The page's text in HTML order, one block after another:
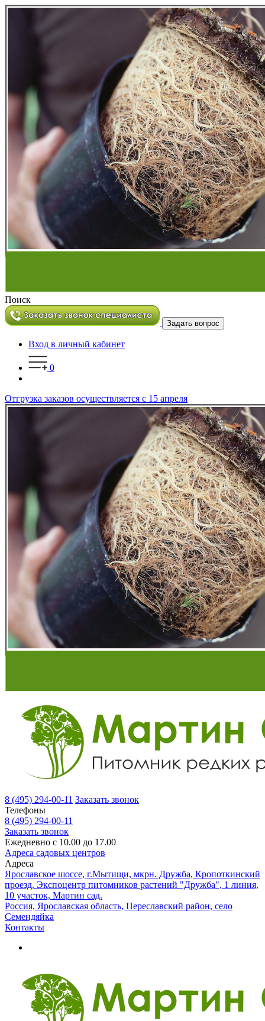
Поиск
Задать вопрос
Вход в личный кабинет
0
Отгрузка заказов осуществляется с 15 апреля
8 (495) 294-00-11 Заказать звонок
Телефоны
8 (495) 294-00-11
Заказать звонок
Ежедневно с 10.00 до 17.00
Адреса садовых центров
Адреса
Ярославское шоссе, г.Мытищи, мкрн. Дружба, Кропоткинский
проезд. Экспоцентр питомников растений "Дружба", 1 линия,
10 участок, Мартин сад.
Россия, Ярославская область, Переславский район, село
Семендяйка
Контакты